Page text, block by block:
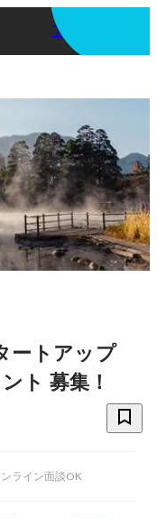
アプリを使う
ートアップ
ト 募集！
ライン面談OK